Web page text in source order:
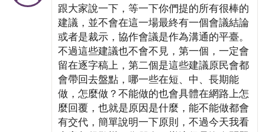
跟大家說一下，等一下你們提的所有很棒的
建議，並不會在這一場最終有一個會議結論
或者是裁示，協作會議是作為溝通的平臺。
不過這些建議也不會不見，第一個，一定會
留在逐字稿上，第二個是這些建議原民會都
會帶回去盤點，哪一些在短、中、長期能
做，怎麼做？不能做的也會具體在網路上怎
麼回覆，也就是原因是什麼，能不能做都會
有交代，簡單說明一下原則，不過今天我看